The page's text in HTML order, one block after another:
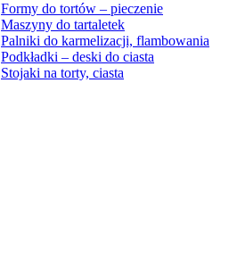
Formy do tortów – pieczenie
Maszyny do tartaletek
Palniki do karmelizacji, flambowania
Podkładki – deski do ciasta
Stojaki na torty, ciasta